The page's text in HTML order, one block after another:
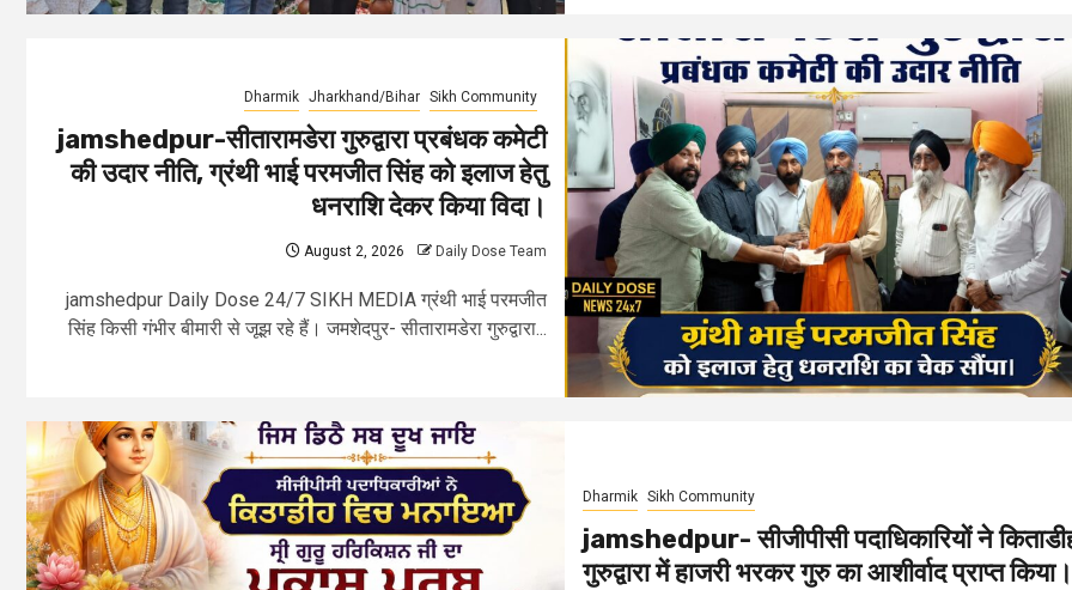
Dharmik Jharkhand/Bihar Sikh Community
jamshedpur-सीतारामडेरा गुरुद्वारा प्रबंधक कमेटी
की उदार नीति, ग्रंथी भाई परमजीत सिंह को इलाज हेतु
धनराशि देकर किया विदा।
August 2, 2026 Daily Dose Team
jamshedpur Daily Dose 24/7 SIKH MEDIA ग्रंथी भाई परमजीत
सिंह किसी गंभीर बीमारी से जूझ रहे हैं। जमशेदपुर- सीतारामडेरा गुरुद्वारा...
Dharmik Sikh Community
jamshedpur- सीजीपीसी पदाधिकारियों ने
गुरुद्वारा में हाजरी भरकर गुरु का आशीर्वाद प्राप्त किया।